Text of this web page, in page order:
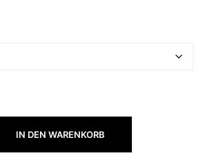
IN DEN WARENKORB